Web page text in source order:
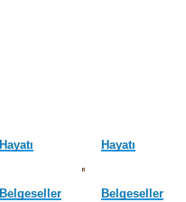
Hayatı
Belgeseller
Hayatı
Belgeseller